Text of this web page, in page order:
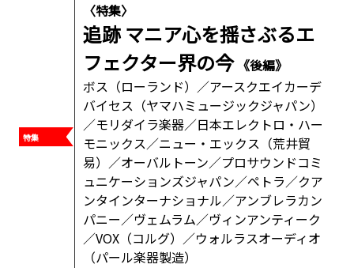
〈特集〉
追跡 マニア心を揺さぶるエ
フェクター界の今《後編》
ボス（ローランド）／アースクエイカーデ
バイセス（ヤマハミュージックジャパン）
／モリダイラ楽器／日本エレクトロ・ハー
モニックス／ニュー・エックス（荒井貿
易）／オーバルトーン／プロサウンドコミ
ュニケーションズジャパン／ペトラ／クア
ンタインターナショナル／アンブレラカン
パニー／ヴェムラム／ヴィンアンティーク
／VOX（コルグ）／ウォルラスオーディオ
（パール楽器製造）